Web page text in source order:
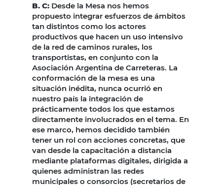
B. C: Desde la Mesa nos hemos
propuesto integrar esfuerzos de ámbitos
tan distintos como los actores
productivos que hacen un uso intensivo
de la red de caminos rurales, los
transportistas, en conjunto con la
Asociación Argentina de Carreteras. La
conformación de la mesa es una
situación inédita, nunca ocurrió en
nuestro país la integración de
prácticamente todos los que estamos
directamente involucrados en el tema. En
ese marco, hemos decidido también
tener un rol con acciones concretas, que
van desde la capacitación a distancia
mediante plataformas digitales, dirigida a
quienes administran las redes
municipales o consorcios (secretarios de